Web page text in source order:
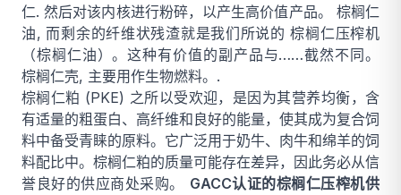
仁. 然后对该内核进行粉碎，以产生高价值产品。 棕榈仁
油, 而剩余的纤维状残渣就是我们所说的棕榈仁压榨机
（棕榈仁油）。这种有价值的副产品与……截然不同。
棕榈仁壳, 主要用作生物燃料。.
棕榈仁粕 (PKE) 之所以受欢迎，是因为其营养均衡，含
有适量的粗蛋白、高纤维和良好的能量，使其成为复合饲
料中备受青睐的原料。它广泛用于奶牛、肉牛和绵羊的饲
料配比中。棕榈仁粕的质量可能存在差异，因此务必从信
誉良好的供应商处采购。 GACC认证的棕榈仁压榨机供